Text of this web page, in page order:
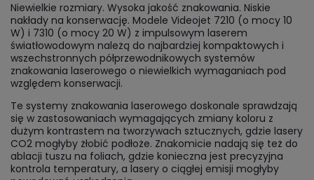
Niewielkie rozmiary. Wysoka jakość znakowania. Niskie
nakłady na konserwację. Modele Videojet 7210 (o mocy 10
W) i 7310 (o mocy 20 W) z impulsowym laserem
światłowodowym należą do najbardziej kompaktowych i
wszechstronnych półprzewodnikowych systemów
znakowania laserowego o niewielkich wymaganiach pod
względem konserwacji.
Te systemy znakowania laserowego doskonale sprawdzają
się w zastosowaniach wymagających zmiany koloru z
dużym kontrastem na tworzywach sztucznych, gdzie lasery
CO2 mogłyby żłobić podłoże. Znakomicie nadają się też do
ablacji tuszu na foliach, gdzie konieczna jest precyzyjna
kontrola temperatury, a lasery o ciągłej emisji mogłyby